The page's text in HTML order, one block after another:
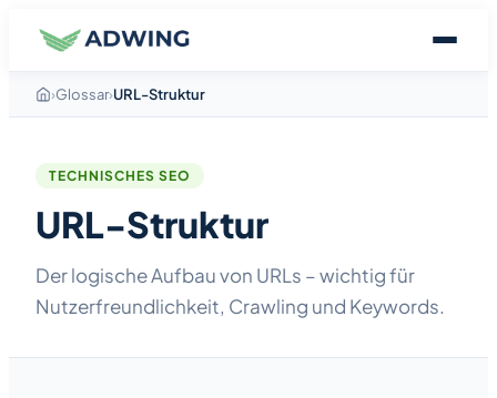
›Glossar›URL-Struktur
TECHNISCHES SEO
URL-Struktur
Der logische Aufbau von URLs – wichtig für
Nutzerfreundlichkeit, Crawling und Keywords.